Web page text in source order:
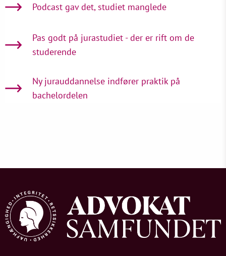
Podcast gav det, studiet manglede
Pas godt på jurastudiet - der er rift om de
studerende
Ny jurauddannelse indfører praktik på
bachelordelen